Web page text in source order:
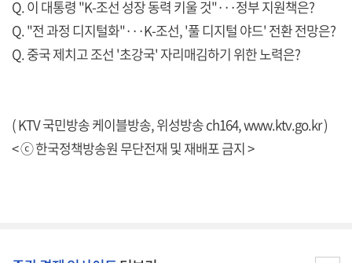
Q. 이 대통령 "K-조선 성장 동력 키울 것"···정부 지원책은?
Q. "전 과정 디지털화"···K-조선, '풀 디지털 야드' 전환 전망은?
Q. 중국 제치고 조선 '초강국' 자리매김하기 위한 노력은?
( KTV 국민방송 케이블방송, 위성방송 ch164,www.ktv.go.kr)
< ⓒ 한국정책방송원 무단전재 및 재배포 금지 >